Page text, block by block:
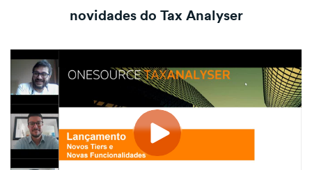
novidades do Tax Analyser